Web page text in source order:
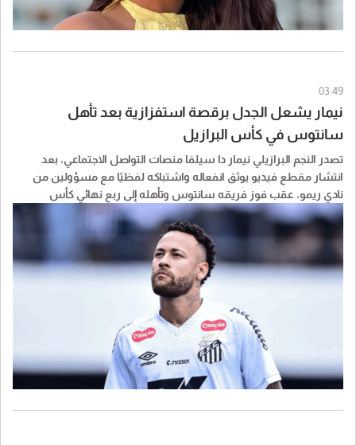
03:49
نيمار يشعل الجدل برقصة استفزازية بعد تأهل
سانتوس في كأس البرازيل
تصدر النجم البرازيلي نيمار دا سيلفا منصات التواصل الاجتماعي، بعد
انتشار مقطع فيديو يوثق انفعاله واشتباكه لفظيًا مع مسؤولين من
نادي ريمو، عقب فوز فريقه سانتوس وتأهله إلى ربع نهائي كأس
البرازيل.